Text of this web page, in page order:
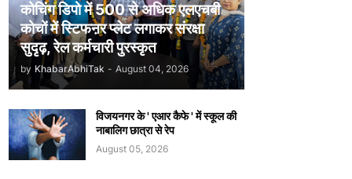
कोचिंग डिपो में 500 से अधिक एलएचबी
कोचों में स्टिफऩर प्लेट लगाकर संरक्षा
सुदृढ़, रेल कर्मचारी पुरस्कृत
by KhabarAbhiTak - August 04, 2026
विजयनगर के ' एआर कैफे ' में स्कूल की
नाबालिग छात्रा से रेप
August 05, 2026